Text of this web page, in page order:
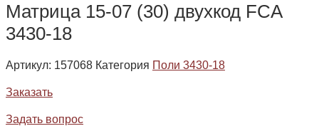
Матрица 15-07 (30) двухкод FCA
3430-18
Артикул: 157068 Категория Поли 3430-18
Заказать
Задать вопрос